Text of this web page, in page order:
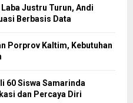
Justru Turun, Andi
Berbasis Data
Porprov Kaltim, Kebutuhan
60 Siswa Samarinda
dan Percaya Diri